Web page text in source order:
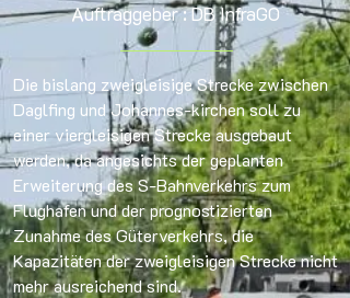
Auftraggeber: DB InfraGO
Die bislang zweigleisige Strecke zwischen
Daglfing und Johannes-kirchen soll zu
einer viergleisigen Strecke ausgebaut
werden, da angesichts der geplanten
Erweiterung des S-Bahnverkehrs zum
Flughafen und der prognostizierten
Zunahme des Güterverkehrs, die
Kapazitäten der zweigleisigen Strecke nicht
mehr ausreichend sind.